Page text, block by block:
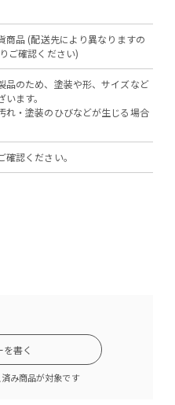
商品 (配送先により異なりますの
ご確認ください)
品のため、塗装や形、サイズなど
ます。
れ・塗装のひびなどが生じる場合
確認ください。
を書く
み商品が対象です